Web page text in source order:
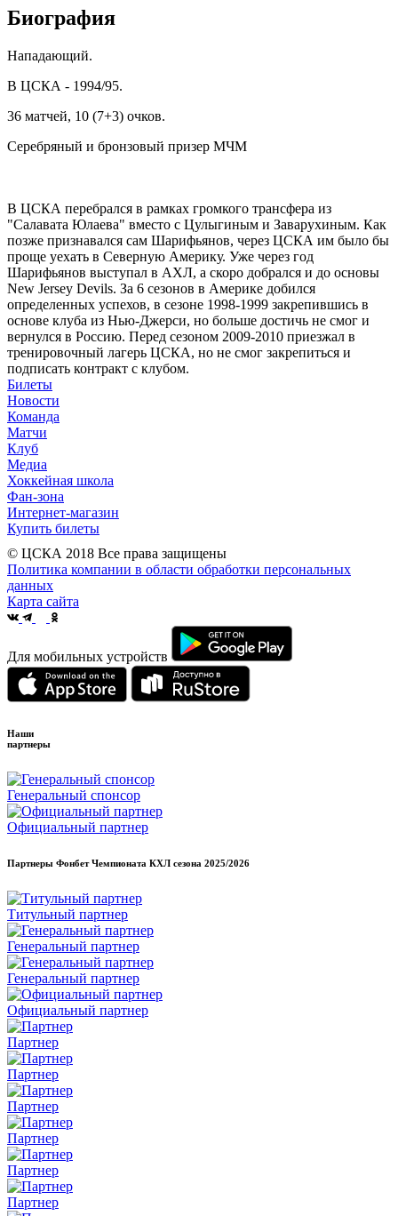
Биография
Нападающий.
В ЦСКА - 1994/95.
36 матчей, 10 (7+3) очков.
Серебряный и бронзовый призер МЧМ
В ЦСКА перебрался в рамках громкого трансфера из
"Салавата Юлаева" вместо с Цулыгиным и Заварухиным. Как
позже признавался сам Шарифьянов, через ЦСКА им было бы
проще уехать в Северную Америку. Уже через год
Шарифьянов выступал в АХЛ, а скоро добрался и до основы
New Jersey Devils. За 6 сезонов в Америке добился
определенных успехов, в сезоне 1998-1999 закрепившись в
основе клуба из Нью-Джерси, но больше достичь не смог и
вернулся в Россию. Перед сезоном 2009-2010 приезжал в
тренировочный лагерь ЦСКА, но не смог закрепиться и
подписать контракт с клубом.
Билеты
Новости
Команда
Матчи
Клуб
Медиа
Хоккейная школа
Фан-зона
Интернет-магазин
Купить билеты
© ЦСКА 2018 Все права защищены
Политика компании в области обработки персональных
данных
Карта сайта
Для мобильных устройств
Наши
партнеры
Генеральный спонсор
Официальный партнер
Партнеры Фонбет Чемпионата КХЛ сезона 2025/2026
Титульный партнер
Генеральный партнер
Генеральный партнер
Официальный партнер
Партнер
Партнер
Партнер
Партнер
Партнер
Партнер